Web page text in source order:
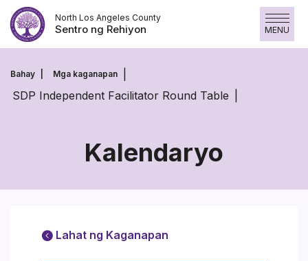
Laktawan
ang
nilalaman
North Los Angeles County
Sentro ng Rehiyon MENU
Bahay Mga kaganapan
SDP Independent Facilitator Round Table
Kalendaryo
Lahat ng Kaganapan